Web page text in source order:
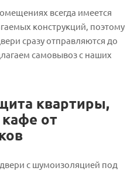
всегда имеется
конструкций, поэтому
сразу отправляются до
самовывоз с наших
квартиры,
от
с шумоизоляцией под